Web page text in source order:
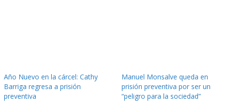
Año Nuevo en la cárcel: Cathy
Barriga regresa a prisión
preventiva
Manuel Monsalve queda en
prisión preventiva por ser un
“peligro para la sociedad”